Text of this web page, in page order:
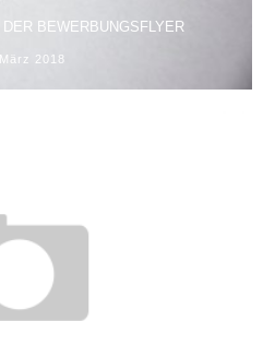
BEWERBUNGSFLYER
2018